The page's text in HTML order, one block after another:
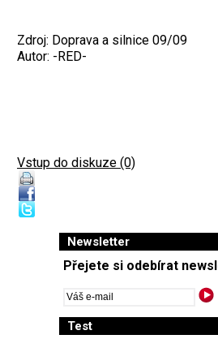
Zdroj: Doprava a silnice 09/09
Autor: -RED-
Vstup do diskuze (0)
Newsletter
Přejete si odebírat
Test